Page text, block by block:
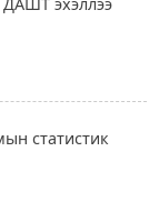
статистик